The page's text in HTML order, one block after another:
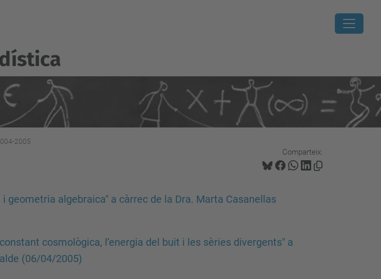
2005
Comparteix:
geometria algebraica" a càrrec de la Dra. Marta Casanellas
cosmològica, l’energia del buit i les sèries divergents" a
(06/04/2005)